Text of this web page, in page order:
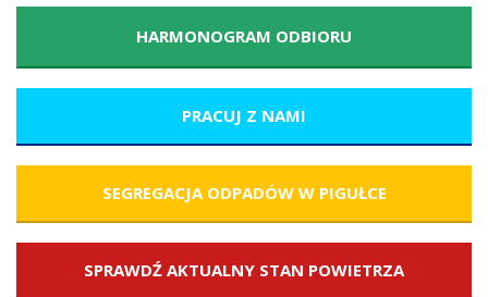
HARMONOGRAM ODBIORU
PRACUJ Z NAMI
SEGREGACJA ODPADÓW W PIGUŁCE
SPRAWDŹ AKTUALNY STAN POWIETRZA